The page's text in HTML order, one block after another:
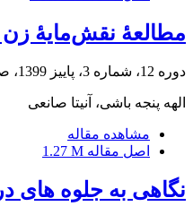
مطالعۀ نقش‌مایۀ زن
دوره 12، شماره 3، پاییز 1399، صفحه
الهه پنجه باشی، آنیتا صانعی
مشاهده مقاله
اصل مقاله 1.27 M
نگاهی به جلوه های